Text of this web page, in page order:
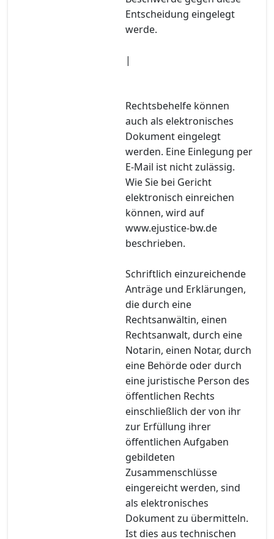
Entscheidung eingelegt
werde.
|
Rechtsbehelfe können
auch als elektronisches
Dokument eingelegt
werden. Eine Einlegung per
E-Mail ist nicht zulässig.
Wie Sie bei Gericht
elektronisch einreichen
können, wird auf
www.ejustice-bw.de
beschrieben.
Schriftlich einzureichende
Anträge und Erklärungen,
die durch eine
Rechtsanwältin, einen
Rechtsanwalt, durch eine
Notarin, einen Notar, durch
eine Behörde oder durch
eine juristische Person des
öffentlichen Rechts
einschließlich der von ihr
zur Erfüllung ihrer
öffentlichen Aufgaben
gebildeten
Zusammenschlüsse
eingereicht werden, sind
als elektronisches
Dokument zu übermitteln.
Ist dies aus technischen